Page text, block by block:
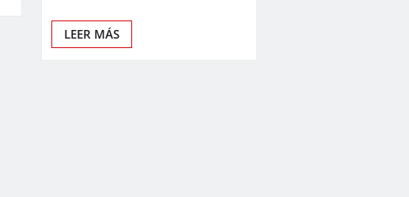
LEER MÁS